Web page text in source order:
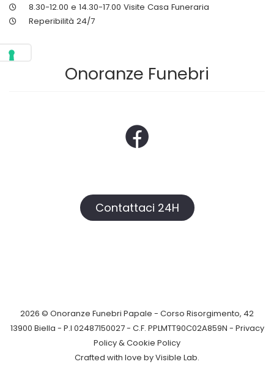
8.30-12.00 e 14.30-17.00 Visite Casa Funeraria
Reperibilità 24/7
Onoranze Funebri
Contattaci 24H
2026 © Onoranze Funebri Papale - Corso Risorgimento, 42
13900 Biella - P.I 02487150027 - C.F. PPLMTT90C02A859N - Privacy
Policy &Cookie Policy
Crafted with love byVisible Lab.